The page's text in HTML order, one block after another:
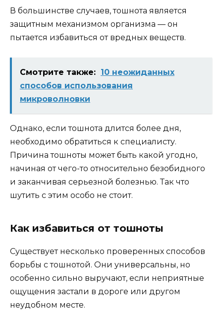
В большинстве случаев, тошнота является
защитным механизмом организма — он
пытается избавиться от вредных веществ.
Смотрите также: 10 неожиданных
способов использования
микроволновки
Однако, если тошнота длится более дня,
необходимо обратиться к специалисту.
Причина тошноты может быть какой угодно,
начиная от чего-то относительно безобидного
и заканчивая серьезной болезнью. Так что
шутить с этим особо не стоит.
Как избавиться от тошноты
Существует несколько проверенных способов
борьбы с тошнотой. Они универсальны, но
особенно сильно выручают, если неприятные
ощущения застали в дороге или другом
неудобном месте.